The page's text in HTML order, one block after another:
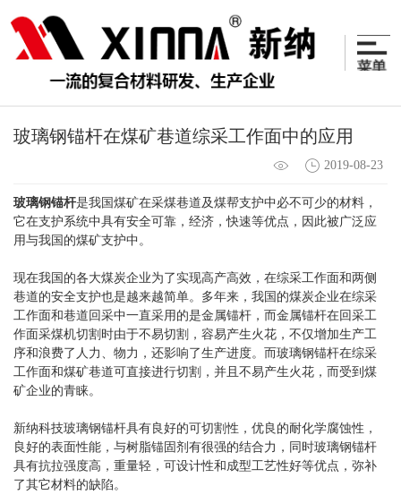
玻璃钢锚杆在煤矿巷道综采工作面中的应用
2019-08-23
玻璃钢锚杆是我国煤矿在采煤巷道及煤帮支护中必不可少的材料，
它在支护系统中具有安全可靠，经济，快速等优点，因此被广泛应
用与我国的煤矿支护中。
现在我国的各大煤炭企业为了实现高产高效，在综采工作面和两侧
巷道的安全支护也是越来越简单。多年来，我国的煤炭企业在综采
工作面和巷道回采中一直采用的是金属锚杆，而金属锚杆在回采工
作面采煤机切割时由于不易切割，容易产生火花，不仅增加生产工
序和浪费了人力、物力，还影响了生产进度。而玻璃钢锚杆在综采
工作面和煤矿巷道可直接进行切割，并且不易产生火花，而受到煤
矿企业的青睐。
新纳科技玻璃钢锚杆具有良好的可切割性，优良的耐化学腐蚀性，
良好的表面性能，与树脂锚固剂有很强的结合力，同时玻璃钢锚杆
具有抗拉强度高，重量轻，可设计性和成型工艺性好等优点，弥补
了其它材料的缺陷。